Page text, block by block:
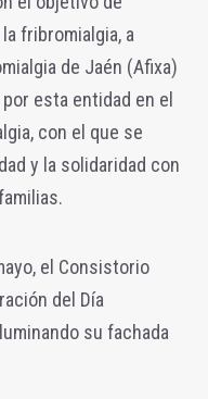
fribromialgia, a
de Jaén (Afixa)
esta entidad en el
con el que se
y la solidaridad con
el Consistorio
del Día
su fachada